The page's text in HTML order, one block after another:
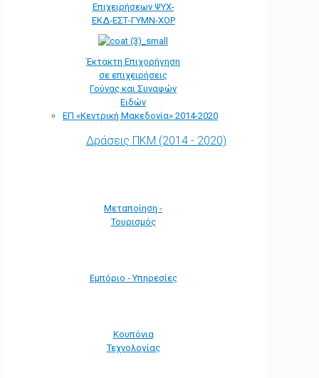
Επιχειρήσεων ΨΥΧ-
ΕΚΔ-ΕΣΤ-ΓΥΜΝ-ΧΟΡ
Έκτακτη Επιχορήγηση
σε επιχειρήσεις
Γούνας και Συναφών
Ειδών
ΕΠ «Kεντρική Μακεδονία» 2014-2020
Δράσεις ΠΚΜ (2014 - 2020)
Μεταποίηση -
Τουρισμός
Εμπόριο - Υπηρεσίες
Κουπόνια
Τεχνολογίας